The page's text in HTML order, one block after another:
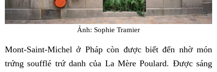
Ảnh: Sophie Tramier
Mont-Saint-Michel ở Pháp còn được biết đến nhờ món
trứng soufflé trứ danh của La Mère Poulard. Được sáng